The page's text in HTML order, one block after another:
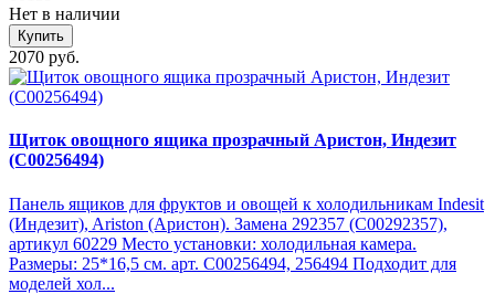
Нет в наличии
Купить
2070 руб.
Щиток овощного ящика прозрачный Аристон, Индезит
(C00256494)
Панель ящиков для фруктов и овощей к холодильникам Indesit
(Индезит), Ariston (Аристон). Замена 292357 (C00292357),
артикул 60229 Место установки: холодильная камера.
Размеры: 25*16,5 см. арт. C00256494, 256494 Подходит для
моделей хол...